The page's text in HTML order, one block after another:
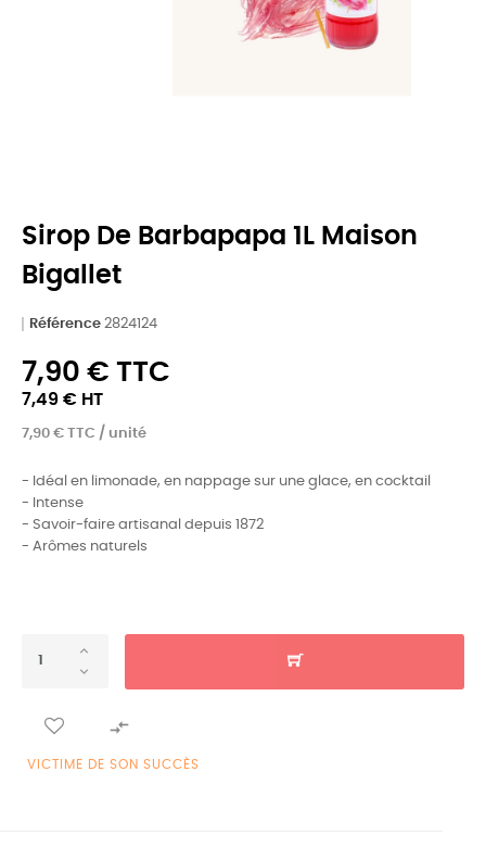
Sirop De Barbapapa 1L Maison
Bigallet
Référence 2824124
7,90 € TTC
7,49 € HT
7,90 € TTC / unité
- Idéal en limonade, en nappage sur une glace, en cocktail
- Intense
- Savoir-faire artisanal depuis 1872
- Arômes naturels

VICTIME DE SON SUCCÈS